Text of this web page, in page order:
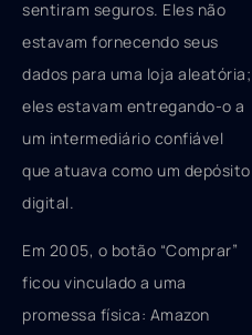
sentiram seguros. Eles não
estavam fornecendo seus
dados para uma loja aleatória;
eles estavam entregando-o a
um intermediário confiável
que atuava como um depósito
digital.
Em 2005, o botão “Comprar”
ficou vinculado a uma
promessa física: Amazon